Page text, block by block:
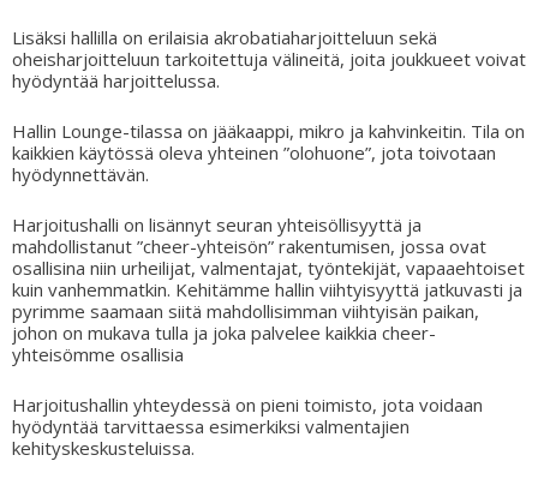
Lisäksi hallilla on erilaisia akrobatiaharjoitteluun sekä
oheisharjoitteluun tarkoitettuja välineitä, joita joukkueet voivat
hyödyntää harjoittelussa.
Hallin Lounge-tilassa on jääkaappi, mikro ja kahvinkeitin. Tila on
kaikkien käytössä oleva yhteinen ”olohuone”, jota toivotaan
hyödynnettävän.
Harjoitushalli on lisännyt seuran yhteisöllisyyttä ja
mahdollistanut ”cheer-yhteisön” rakentumisen, jossa ovat
osallisina niin urheilijat, valmentajat, työntekijät, vapaaehtoiset
kuin vanhemmatkin. Kehitämme hallin viihtyisyyttä jatkuvasti ja
pyrimme saamaan siitä mahdollisimman viihtyisän paikan,
johon on mukava tulla ja joka palvelee kaikkia cheer-
yhteisömme osallisia
Harjoitushallin yhteydessä on pieni toimisto, jota voidaan
hyödyntää tarvittaessa esimerkiksi valmentajien
kehityskeskusteluissa.